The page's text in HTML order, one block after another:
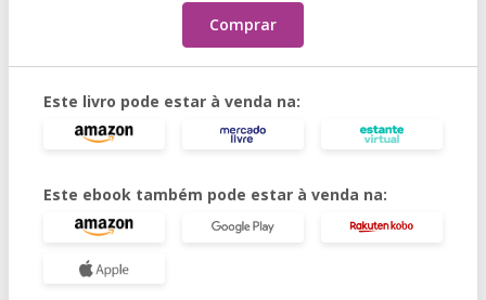
Comprar
Este livro pode estar à venda na:
Este ebook também pode estar à venda na: